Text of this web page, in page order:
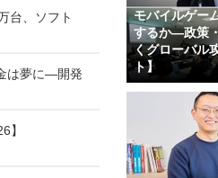
台、ソフト
は夢に―開発
】
モバイルゲー
するか―政策
くグローバル
ト】